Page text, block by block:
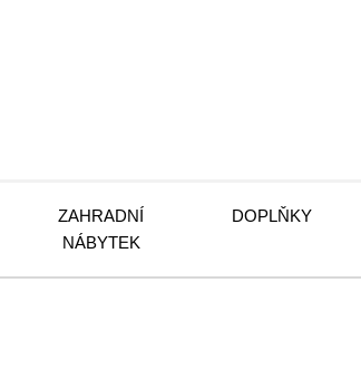
ZAHRADNÍ
NÁBYTEK
DOPLŇKY